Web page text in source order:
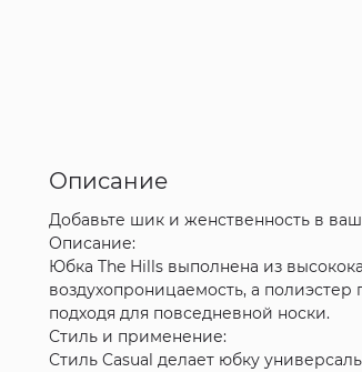
Описание
Добавьте шик и женственность в
Описание:
Юбка The Hills выполнена из
воздухопроницаемость, а
подходя для повседневной носки.
Стиль и применение:
Стиль Casual делает юбку